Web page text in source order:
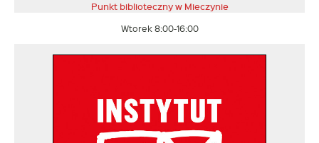
Punkt biblioteczny w Mieczynie
Wtorek 8:00-16:00